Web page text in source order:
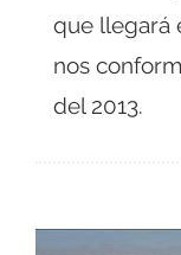
que llegará
nos
del 2013.